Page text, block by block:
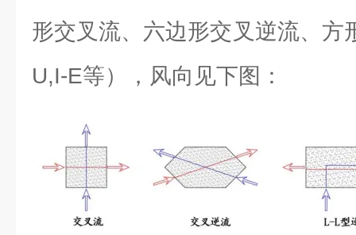
形交叉流、六边形交叉逆流、方
U,I-E等），风向见下图：